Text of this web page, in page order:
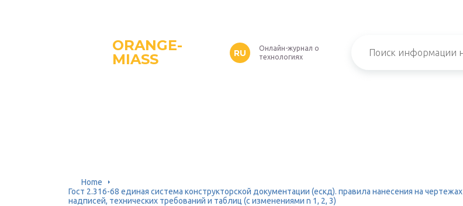
ORANGE-
MIASS
RU
Онлайн-журнал о
технологиях
Home
Гост 2.316-68 единая система конструкторской документации (ескд). правила нанесения на чертежах
надписей, технических требований и таблиц (с изменениями n 1, 2, 3)